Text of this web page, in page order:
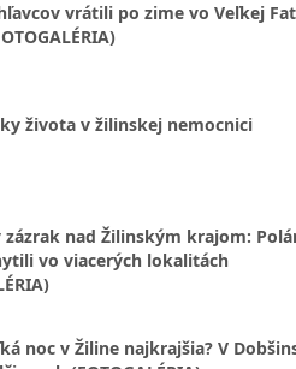
vrátili po zime vo Veľkej
života v žilinskej nemocnici
zázrak nad Žilinským krajom:
vo viacerých lokalitách
noc v Žiline najkrajšia? V